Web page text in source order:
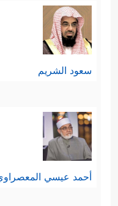
وفق هذه
1- المُداوَمة على الصلاة
﴿٢٢﴾
ٱلَّذِینَ هُمۡ
شكّ أنّ هذا
بالمداومة على
ومنضبطٌ، قد
سعود الشريم
أحمد عيسي